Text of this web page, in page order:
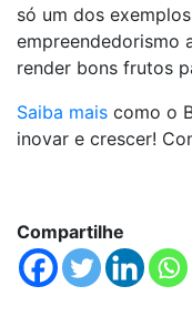
só um dos
empreendedorismo
render bons frutos
Saiba mais como o
inovar e crescer!
Compartilhe